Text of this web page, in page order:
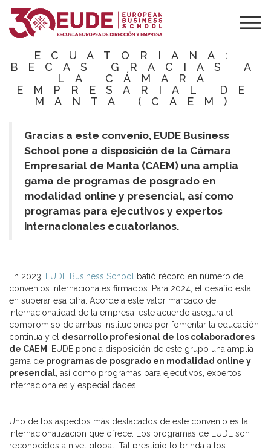
EUDE APUESTA
POR LA
ECUATORIANA:
BECAS GRACIAS A
LA CÁMARA
EMPRESARIAL DE
MANTA (CAEM)
Gracias a este convenio, EUDE Business
School pone a disposición de la Cámara
Empresarial de Manta (CAEM) una amplia
gama de programas de posgrado en
modalidad online y presencial, así como
programas para ejecutivos y expertos
internacionales ecuatorianos.
En 2023, EUDE Business School
batió récord en número de
convenios internacionales firmados. Para 2024, el desafío está
en superar esa cifra. Acorde a este valor marcado de
internacionalidad de la empresa, este acuerdo asegura el
compromiso de ambas instituciones por fomentar la educación
continua y el desarrollo profesional de los colaboradores
de CAEM
. EUDE pone a disposición de este grupo una amplia
gama de programas de posgrado en modalidad online y
presencial , así como programas para ejecutivos, expertos
internacionales y especialidades.
Uno de los aspectos más destacados de este convenio es la
internacionalización que ofrece. Los programas de EUDE son
reconocidos a nivel global. Tal prestigio lo brinda a los